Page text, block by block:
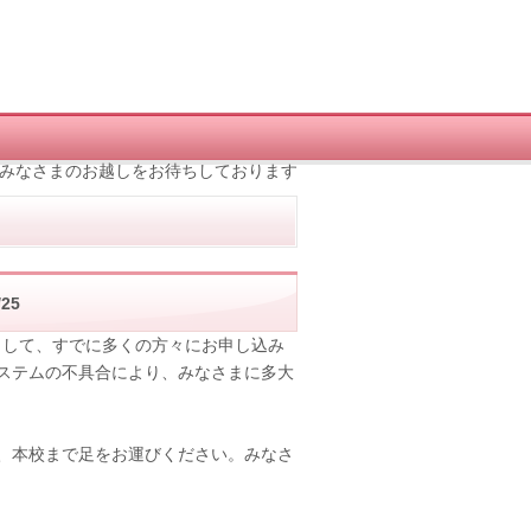
なさまのお越しをお待ちしております
て、すでに多くの方々にお申し込み
テムの不具合により、みなさまに多大
本校まで足をお運びください。みなさ